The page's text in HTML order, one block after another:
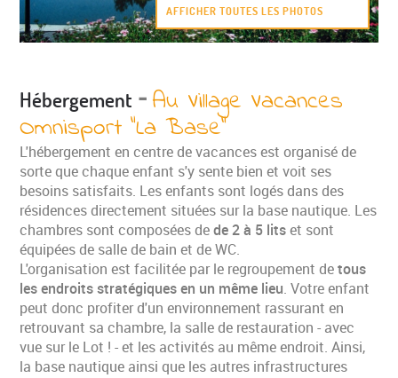
AFFICHER TOUTES LES PHOTOS
Hébergement -Au Village Vacances
Omnisport "La Base"
L'hébergement en centre de vacances est organisé de
sorte que chaque enfant s'y sente bien et voit ses
besoins satisfaits. Les enfants sont logés dans des
résidences directement situées sur la base nautique. Les
chambres sont composées dede 2 à 5 litset sont
équipées de salle de bain et de WC.
L'organisation est facilitée par le regroupement detous
les endroits stratégiques en un même lieu. Votre enfant
peut donc profiter d'un environnement rassurant en
retrouvant sa chambre, la salle de restauration - avec
vue sur le Lot ! - et les activités au même endroit. Ainsi,
la base nautique ainsi que les autres infrastructures